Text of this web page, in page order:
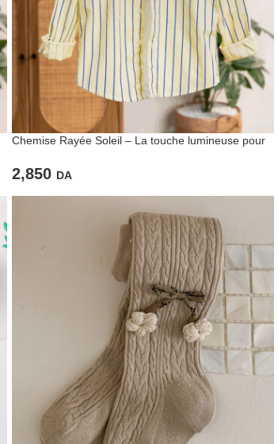
Chemise Rayée Soleil – La touche lumineuse pour
2,850 DA